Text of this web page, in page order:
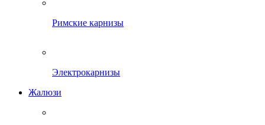
Римские карнизы
Электрокарнизы
Жалюзи